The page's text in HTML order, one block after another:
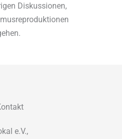
Diskussionen,
e.V.,